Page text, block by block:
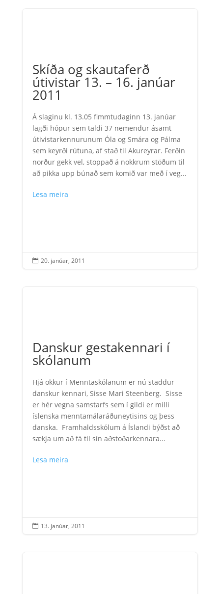
Skíða og skautaferð
útivistar 13. – 16. janúar
2011
Á slaginu kl. 13.05 fimmtudaginn 13. janúar
lagði hópur sem taldi 37 nemendur ásamt
útivistarkennurunum Óla og Smára og Pálma
sem keyrði rútuna, af stað til Akureyrar. Ferðin
norður gekk vel, stoppað á nokkrum stöðum til
að pikka upp búnað sem komið var með í veg...
Lesa meira
 20. janúar, 2011
Danskur gestakennari í
skólanum
Hjá okkur í Menntaskólanum er nú staddur
danskur kennari, Sisse Mari Steenberg. Sisse
er hér vegna samstarfs sem í gildi er milli
íslenska menntamálaráðuneytisins og þess
danska. Framhaldsskólum á Íslandi býðst að
sækja um að fá til sín aðstoðarkennara...
Lesa meira
 13. janúar, 2011